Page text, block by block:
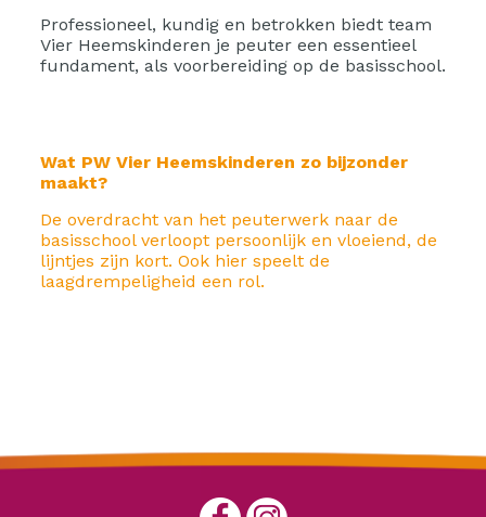
Professioneel, kundig en betrokken biedt team
Vier Heemskinderen je peuter een essentieel
fundament, als voorbereiding op de basisschool.
Wat PW Vier Heemskinderen zo bijzonder
maakt?
De overdracht van het peuterwerk naar de
basisschool verloopt persoonlijk en vloeiend, de
lijntjes zijn kort. Ook hier speelt de
laagdrempeligheid een rol.